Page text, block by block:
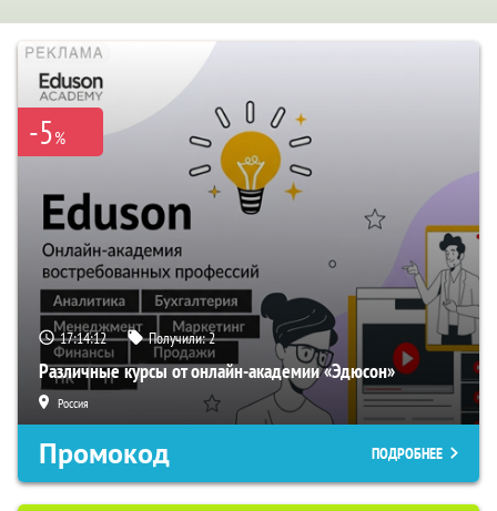
-5%
17:14:11 Получили:2
Различные курсы от онлайн-академии «Эдюсон»
Россия
Промокод ПОДРОБНЕЕ